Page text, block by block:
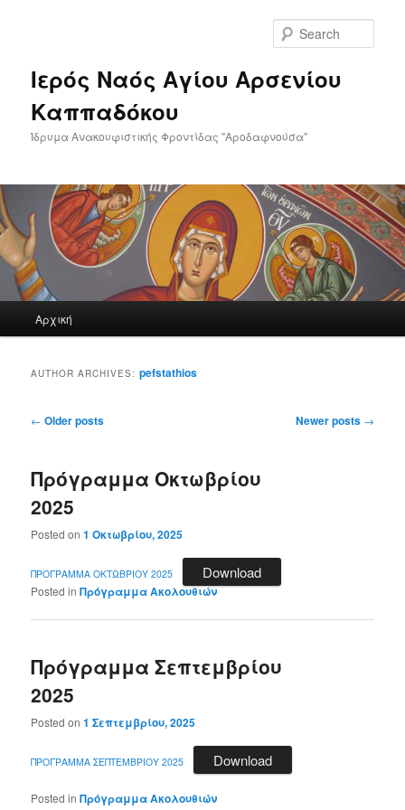
Ιερός Ναός Αγίου Αρσενίου
Καππαδόκου
Ίδρυμα Ανακουφιστικής Φροντίδας "Αροδαφνούσα"
Αρχική
AUTHOR ARCHIVES:pefstathios
Post
← Older posts Newer posts →
Πρόγραμμα Οκτωβρίου
2025
Posted on1 Οκτωβρίου, 2025
ΠΡΟΓΡΑΜΜΑ ΟΚΤΩΒΡΙΟΥ 2025 Download
Posted in Πρόγραμμα Ακολουθιών
Πρόγραμμα Σεπτεμβρίου
2025
Posted on1 Σεπτεμβρίου, 2025
ΠΡΟΓΡΑΜΜΑ ΣΕΠΤΕΜΒΡΙΟΥ 2025 Download
Posted in Πρόγραμμα Ακολουθιών